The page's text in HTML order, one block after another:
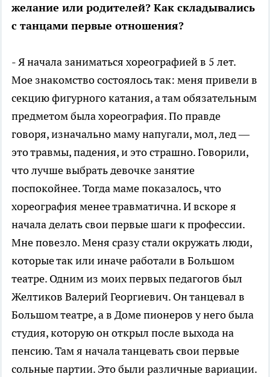
желание или родителей? Как складывались
с танцами первые отношения?
- Я начала заниматься хореографией в 5 лет.
Мое знакомство состоялось так: меня привели в
секцию фигурного катания, а там обязательным
предметом была хореография. По правде
говоря, изначально маму напугали, мол, лед —
это травмы, падения, и это страшно. Говорили,
что лучше выбрать девочке занятие
поспокойнее. Тогда маме показалось, что
хореография менее травматична. И вскоре я
начала делать свои первые шаги к профессии.
Мне повезло. Меня сразу стали окружать люди,
которые так или иначе работали в Большом
театре. Одним из моих первых педагогов был
Желтиков Валерий Георгиевич. Он танцевал в
Большом театре, а в Доме пионеров у него была
студия, которую он открыл после выхода на
пенсию. Там я начала танцевать свои первые
сольные партии. Это были различные вариации.